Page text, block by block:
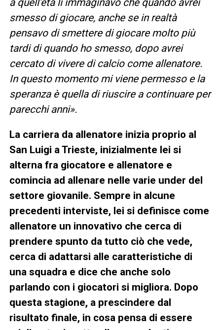
a quell’età lì immaginavo che quando avrei
smesso di giocare, anche se in realtà
pensavo di smettere di giocare molto più
tardi di quando ho smesso, dopo avrei
cercato di vivere di calcio come allenatore.
In questo momento mi viene permesso e la
speranza è quella di riuscire a continuare per
parecchi anni».
La carriera da allenatore inizia proprio al
San Luigi a Trieste, inizialmente lei si
alterna fra giocatore e allenatore e
comincia ad allenare nelle varie under del
settore giovanile. Sempre in alcune
precedenti interviste, lei si definisce come
allenatore un innovativo che cerca di
prendere spunto da tutto ciò che vede,
cerca di adattarsi alle caratteristiche di
una squadra e dice che anche solo
parlando con i giocatori si migliora. Dopo
questa stagione, a prescindere dal
risultato finale, in cosa pensa di essere